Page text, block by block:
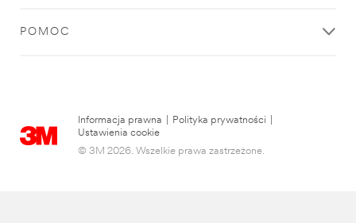
POMOC
Informacja prawna Polityka prywatności
Ustawienia cookie
© 3M 2026. Wszelkie prawa zastrzeżone.